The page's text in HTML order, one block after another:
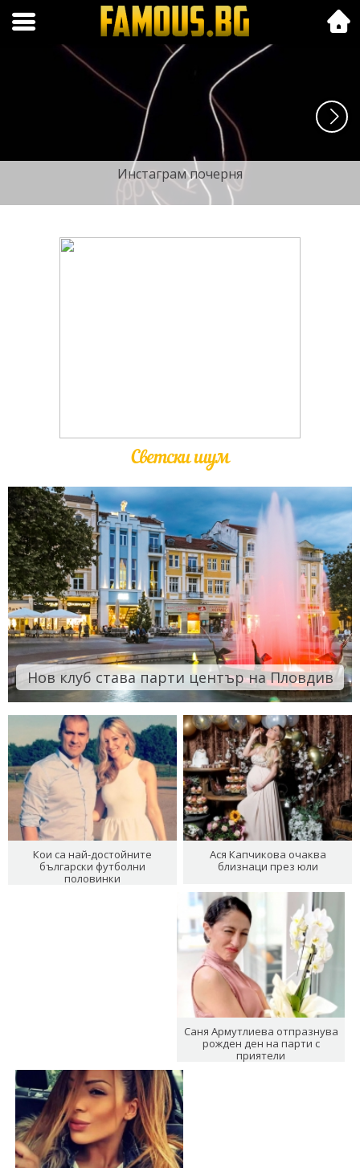
Folk.bg
Инстаграм почерня
Светски шум
Нов клуб става парти център на Пловдив
Кои са най-достойните
български футболни
половинки
Ася Капчикова очаква
близнаци през юли
Саня Армутлиева отпразнува
рожден ден на парти с
приятели